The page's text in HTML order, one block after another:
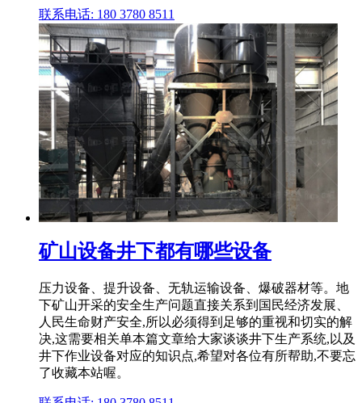
联系电话: 180 3780 8511
矿山设备井下都有哪些设备
压力设备、提升设备、无轨运输设备、爆破器材等。地
下矿山开采的安全生产问题直接关系到国民经济发展、
人民生命财产安全,所以必须得到足够的重视和切实的解
决,这需要相关单本篇文章给大家谈谈井下生产系统,以及
井下作业设备对应的知识点,希望对各位有所帮助,不要忘
了收藏本站喔。